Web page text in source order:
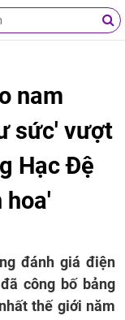
nam
sức' vượt
Hạc Đệ
hoa'
đánh giá điện
công bố bảng
thế giới năm